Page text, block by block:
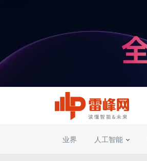
业界 人工智能